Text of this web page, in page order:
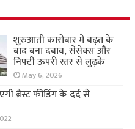
शुरुआती कारोबार में बढ़त के
बाद बना दबाव, सेंसेक्स और
निफ्टी ऊपरी स्तर से लुढ़के
May 6, 2026
ब्रैस्ट फीडिंग के दर्द से